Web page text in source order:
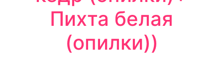
Пихта белая
(опилки))